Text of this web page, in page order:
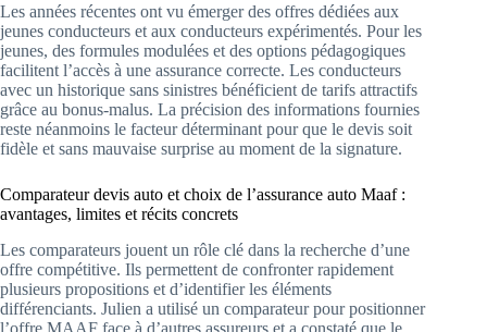
Les années récentes ont vu émerger des offres dédiées aux
jeunes conducteurs et aux conducteurs expérimentés. Pour les
jeunes, des formules modulées et des options pédagogiques
facilitent l’accès à une assurance correcte. Les conducteurs
avec un historique sans sinistres bénéficient de tarifs attractifs
grâce au bonus-malus. La précision des informations fournies
reste néanmoins le facteur déterminant pour que le devis soit
fidèle et sans mauvaise surprise au moment de la signature.
Comparateur devis auto et choix de l’assurance auto Maaf :
avantages, limites et récits concrets
Les comparateurs jouent un rôle clé dans la recherche d’une
offre compétitive. Ils permettent de confronter rapidement
plusieurs propositions et d’identifier les éléments
différenciants. Julien a utilisé un comparateur pour positionner
l’offre MAAF face à d’autres assureurs et a constaté que le